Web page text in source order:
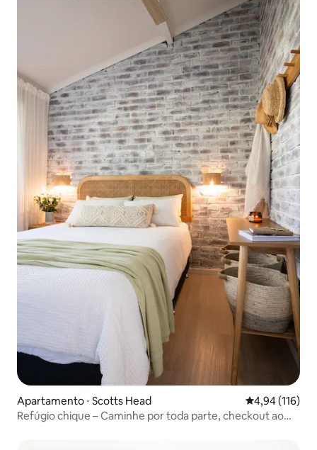
Apartamento ⋅ Scotts Head 4,94 de uma
4,94 (116)
Refúgio chique – Caminhe por toda parte, checkout ao